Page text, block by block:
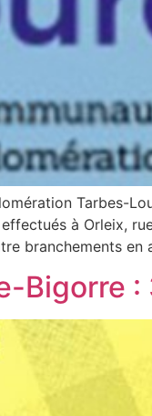
Tarbes-
à Orleix,
branchements
Bigorre :